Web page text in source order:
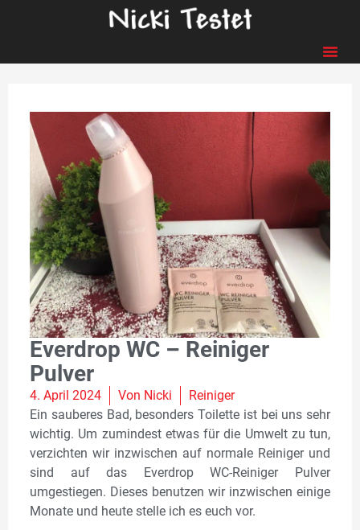
Everdrop WC – Reiniger
Pulver
4. April 2024 Von Nicki
Reiniger
Ein sauberes Bad, besonders Toilette ist bei uns sehr
wichtig. Um zumindest etwas für die Umwelt zu tun,
verzichten wir inzwischen auf normale Reiniger und
sind auf das Everdrop WC-Reiniger Pulver
umgestiegen. Dieses benutzen wir inzwischen einige
Monate und heute stelle ich es euch vor.